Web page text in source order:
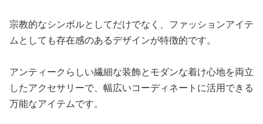
宗教的なシンボルとしてだけでなく、ファッションアイテ
ムとしても存在感のあるデザインが特徴的です。
アンティークらしい繊細な装飾とモダンな着け心地を両立
したアクセサリーで、幅広いコーディネートに活用できる
万能なアイテムです。